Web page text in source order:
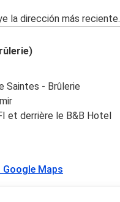
la dirección más reciente.
Saintes - Brûlerie
et derrière le B&B Hotel
Maps